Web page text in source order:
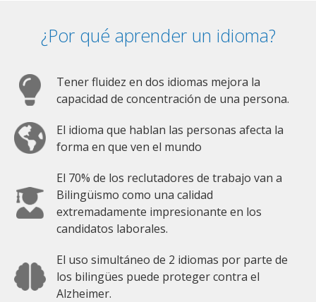
¿Por qué aprender un idioma?
Tener fluidez en dos idiomas mejora la
capacidad de concentración de una persona.
El idioma que hablan las personas afecta la
forma en que ven el mundo
El 70% de los reclutadores de trabajo van a
Bilingüismo como una calidad
extremadamente impresionante en los
candidatos laborales.
El uso simultáneo de 2 idiomas por parte de
los bilingües puede proteger contra el
Alzheimer.